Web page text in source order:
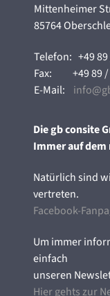
Mittenheimer
85764
Telefon:+49
Fax:+49 89
E-Mail:
Die gb consite
Immer auf dem
Natürlich sind
vertreten.
Facebook-
Um immer
einfach
unseren
Hier gehts zur